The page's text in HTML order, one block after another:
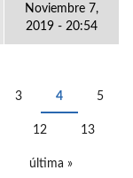
Noviembre 7,
2019 - 20:54
3 4 5
12 13
última »